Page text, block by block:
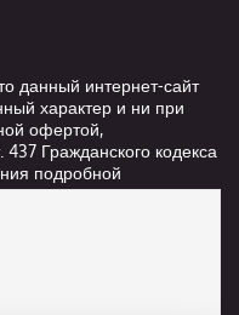
данный интернет-сайт
характер и ни при
офертой,
Гражданского кодекса
подробной
услуг,